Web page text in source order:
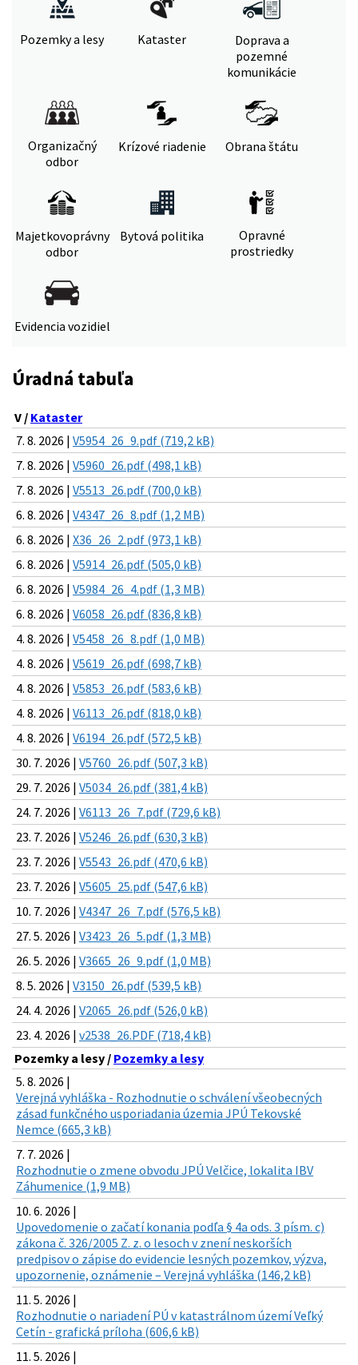
Pozemky a lesy Kataster
Doprava a
pozemné
komunikácie
Organizačný
odbor
Krízové riadenie Obrana štátu
Majetkovoprávny
odbor
Bytová politika
Opravné
prostriedky
Evidencia vozidiel
Úradná tabuľa
V / Kataster
7. 8. 2026 | V5954_26_9.pdf (719,2 kB)
7. 8. 2026 | V5960_26.pdf (498,1 kB)
7. 8. 2026 | V5513_26.pdf (700,0 kB)
6. 8. 2026 | V4347_26_8.pdf (1,2 MB)
6. 8. 2026 | X36_26_2.pdf (973,1 kB)
6. 8. 2026 | V5914_26.pdf (505,0 kB)
6. 8. 2026 | V5984_26_4.pdf (1,3 MB)
6. 8. 2026 | V6058_26.pdf (836,8 kB)
4. 8. 2026 | V5458_26_8.pdf (1,0 MB)
4. 8. 2026 | V5619_26.pdf (698,7 kB)
4. 8. 2026 | V5853_26.pdf (583,6 kB)
4. 8. 2026 | V6113_26.pdf (818,0 kB)
4. 8. 2026 | V6194_26.pdf (572,5 kB)
30. 7. 2026 | V5760_26.pdf (507,3 kB)
29. 7. 2026 | V5034_26.pdf (381,4 kB)
24. 7. 2026 | V6113_26_7.pdf (729,6 kB)
23. 7. 2026 | V5246_26.pdf (630,3 kB)
23. 7. 2026 | V5543_26.pdf (470,6 kB)
23. 7. 2026 | V5605_25.pdf (547,6 kB)
10. 7. 2026 | V4347_26_7.pdf (576,5 kB)
27. 5. 2026 | V3423_26_5.pdf (1,3 MB)
26. 5. 2026 | V3665_26_9.pdf (1,0 MB)
8. 5. 2026 | V3150_26.pdf (539,5 kB)
24. 4. 2026 | V2065_26.pdf (526,0 kB)
23. 4. 2026 | v2538_26.PDF (718,4 kB)
Pozemky a lesy / Pozemky a lesy
5. 8. 2026 |
Verejná vyhláška - Rozhodnutie o schválení všeobecných
zásad funkčného usporiadania územia JPÚ Tekovské
Nemce (665,3 kB)
7. 7. 2026 |
Rozhodnutie o zmene obvodu JPÚ Velčice, lokalita IBV
Záhumenice (1,9 MB)
10. 6. 2026 |
Upovedomenie o začatí konania podľa § 4a ods. 3 písm. c)
zákona č. 326/2005 Z. z. o lesoch v znení neskorších
predpisov o zápise do evidencie lesných pozemkov, výzva,
upozornenie, oznámenie – Verejná vyhláška (146,2 kB)
11. 5. 2026 |
Rozhodnutie o nariadení PÚ v katastrálnom území Veľký
Cetín - grafická príloha (606,6 kB)
11. 5. 2026 |